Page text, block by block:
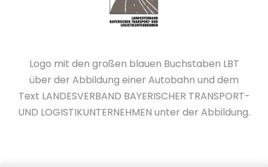
Logo mit den großen blauen Buchstaben LBT
über der Abbildung einer Autobahn und dem
Text LANDESVERBAND BAYERISCHER TRANSPORT-
UND LOGISTIKUNTERNEHMEN unter der Abbildung.